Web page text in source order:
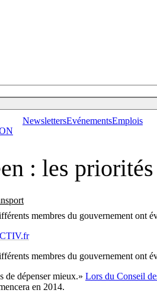
NewslettersEvénementsEmplois
: les
membres du gouvernement ont
membres du gouvernement ont
de dépenser mieux.» Lors du Conseil
en 2014.